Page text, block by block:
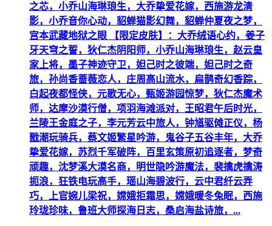
之芯，小乔山海琳琅生，大乔挚爱花嫁，西施游龙清
影，小乔音你心动，貂蝉猫影幻舞，貂蝉仲夏夜之梦，
宫本武藏地狱之眼 【限定皮肤】：大乔绒语心约，姜子
牙天穹之誓，狄仁杰阴阳师，小乔山海琳琅生，赵云皇
家上将，墨子神迹守卫，妲己时之彼端，妲己时之奇
旅，孙尚香蔷薇恋人，庄周高山流水，扁鹊奇幻香踪，
白起夜都怪侠，元歌无心，甄姬游园惊梦，狄仁杰魔术
师，达摩沙漠行僧，项羽海滩派对，王昭君午后时光，
兰陵王金庭之子，李元芳云中旅人，钟馗驱傩正仪，杨
戬潮玩骑兵，蔡文姬繁星吟游，鬼谷子五谷丰年，大乔
挚爱花嫁，苏烈千军破阵，百里玄策原初追逐者，梦奇
顽趣，沈梦溪大漠名商，明世隐吟游魔法，裴擒虎擒涛
扼浪，狂铁电玩高手，瑶山海碧波行，云中君纤云弄
巧，上官婉儿梁祝，嫦娥拒霜思，嫦娥暖冬兔眠，西施
玲珑珍味，鲁班大师探海日志，桑启海盐诗旅，...